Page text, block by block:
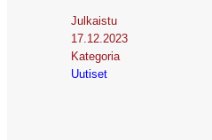
Julkaistu
17.12.2023
Kategoria
Uutiset